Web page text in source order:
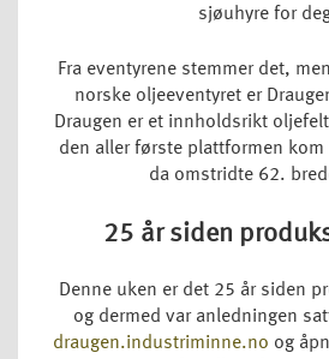
sjøuhyre for
Fra eventyrene stemmer det,
norske oljeeventyret er
Draugen er et innholdsrikt
den aller første plattformen
da omstridte 62.
25 år siden
Denne uken er det 25 år siden
og dermed var anledningen
draugen.industriminne.no og